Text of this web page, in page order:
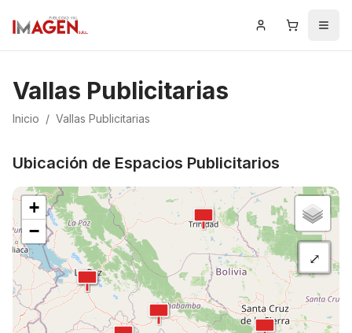
Iniciar Sesión
Carrito
Vallas Publicitarias
Inicio / Vallas Publicitarias
Ubicación de Espacios Publicitarios
+
−
⤢